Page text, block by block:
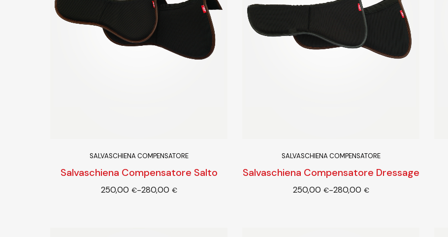
SALVASCHIENA COMPENSATORE
Salvaschiena Compensatore Salto
250,00 €-280,00 €
SALVASCHIENA COMPENSATORE
Salvaschiena Compensatore Dressage
250,00 €-280,00 €